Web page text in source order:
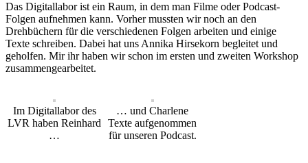
Das Digitallabor ist ein Raum, in dem man Filme oder Podcast-
Folgen aufnehmen kann. Vorher mussten wir noch an den
Drehbüchern für die verschiedenen Folgen arbeiten und einige
Texte schreiben. Dabei hat uns Annika Hirsekorn begleitet und
geholfen. Mir ihr haben wir schon im ersten und zweiten Workshop
zusammengearbeitet.
Im Digitallabor des
LVR haben Reinhard
…
… und Charlene
Texte aufgenommen
für unseren Podcast.